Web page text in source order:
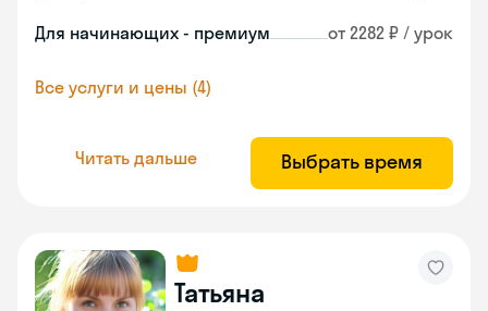
Для начинающих - премиум от 2282 ₽ / урок
Все услуги и цены (4)
Читать дальше Выбрать время
Татьяна